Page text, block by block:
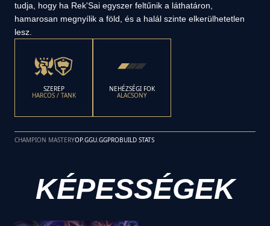
tudja, hogy ha Rek'Sai egyszer feltűnik a láthatáron,
hamarosan megnyílik a föld, és a halál szinte elkerülhetetlen
lesz.
SZEREP
HARCOS / TANK
NEHÉZSÉGI FOK
ALACSONY
CHAMPION MASTERYOP.GGU.GGPROBUILD STATS
KÉPESSÉGEK